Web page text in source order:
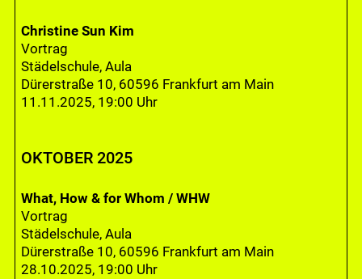
Christine Sun Kim
Vortrag
Städelschule, Aula
Dürerstraße 10, 60596 Frankfurt am Main
11.11.2025, 19:00 Uhr
OKTOBER 2025
What, How & for Whom / WHW
Vortrag
Städelschule, Aula
Dürerstraße 10, 60596 Frankfurt am Main
28.10.2025, 19:00 Uhr